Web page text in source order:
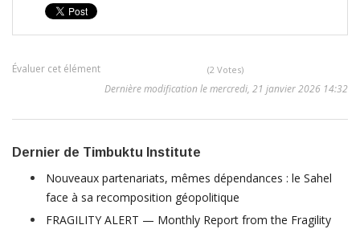
Évaluer cet élément (2 Votes)
Dernière modification le mercredi, 21 janvier 2026 14:32
Dernier de Timbuktu Institute
Nouveaux partenariats, mêmes dépendances : le Sahel
face à sa recomposition géopolitique
FRAGILITY ALERT — Monthly Report from the Fragility